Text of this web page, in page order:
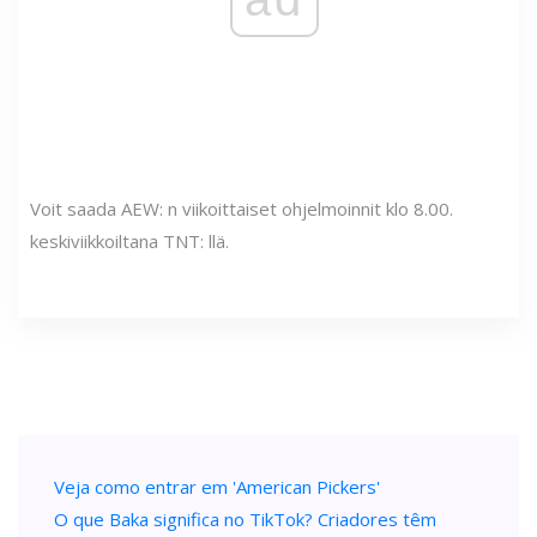
Voit saada AEW: n viikoittaiset ohjelmoinnit klo 8.00.
keskiviikkoiltana TNT: llä.
Veja como entrar em 'American Pickers'
O que Baka significa no TikTok? Criadores têm